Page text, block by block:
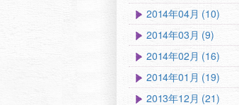
2014年04月 (10)
2014年03月 (9)
2014年02月 (16)
2014年01月 (19)
2013年12月 (21)